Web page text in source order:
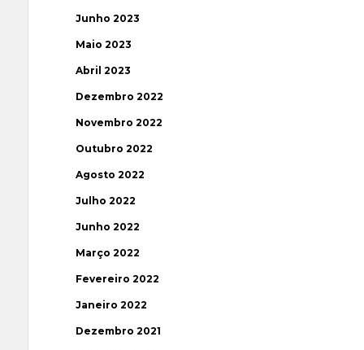
Junho 2023
Maio 2023
Abril 2023
Dezembro 2022
Novembro 2022
Outubro 2022
Agosto 2022
Julho 2022
Junho 2022
Março 2022
Fevereiro 2022
Janeiro 2022
Dezembro 2021